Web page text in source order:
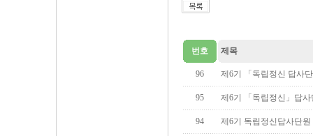
번호 제목
96 제6기 「독립정신 답사
95 제6기 「독립정신」답
94 제6기 독립정신답사단